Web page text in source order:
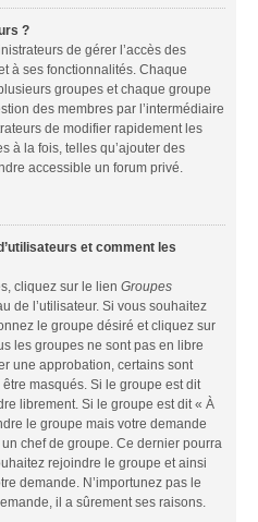
?
de gérer l’accès des
à ses fonctionnalités. Chaque
groupes et chaque groupe
des membres par l’intermédiaire
de modifier rapidement les
à la fois, telles qu’ajouter des
accessible un forum privé.
et comment les
cliquez sur le lien Groupes
de l’utilisateur. Si vous souhaitez
le groupe désiré et cliquez sur
les groupes ne sont pas en libre
une approbation, certains sont
masqués. Si le groupe est dit
librement. Si le groupe est dit « À
le groupe mais votre demande
chef de groupe. Ce dernier pourra
rejoindre le groupe et ainsi
demande. N’importunez pas le
il a sûrement ses raisons.